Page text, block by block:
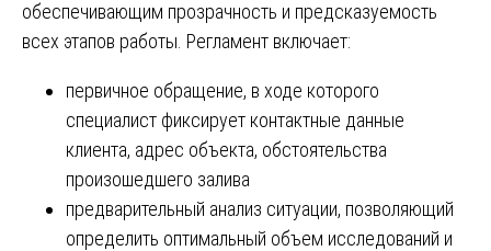
обеспечивающим прозрачность и предсказуемость
всех этапов работы. Регламент включает:
первичное обращение, в ходе которого
специалист фиксирует контактные данные
клиента, адрес объекта, обстоятельства
произошедшего залива
предварительный анализ ситуации, позволяющий
определить оптимальный объем исследований и